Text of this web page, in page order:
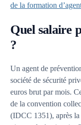
de la formation
Quel salaire
?
Un agent de
société de sécurité
euros brut par mois.
de la convention
(IDCC 1351), après la